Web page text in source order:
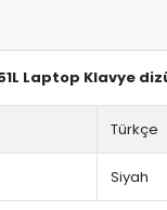
Laptop Klavye
Türkçe
Siyah